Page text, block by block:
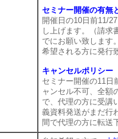
セミナー開催の有無
開催日の10日前11/
し上げます。（請求
でにお願い致します
希望される方に発行
キャンセルポリシー
セミナー開催の11日
ャンセル不可、全額
で、代理の方に受講
義資料発送がまだ行
間で代理の方に転送